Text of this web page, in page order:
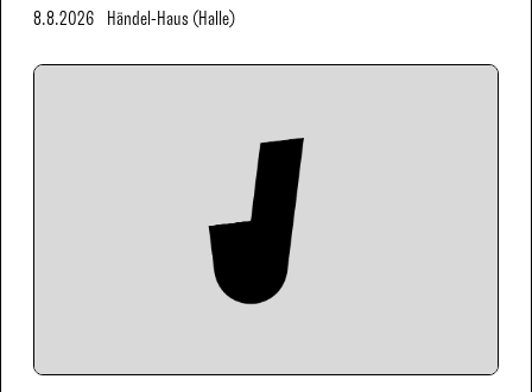
8.8.2026 Händel-Haus (Halle)